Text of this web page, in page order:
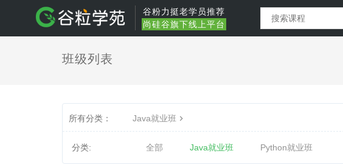
谷粉力挺老学员推荐
尚硅谷旗下线上平台
班级列表
所有分类： Java就业班
分类: 全部 Java就业班 Python就业班